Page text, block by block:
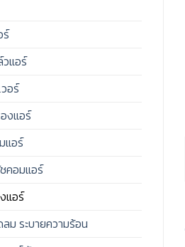
ร์
วแอร์
อร์
งแอร์
แอร์
คอมแอร์
แอร์
ม ระบายความร้อน